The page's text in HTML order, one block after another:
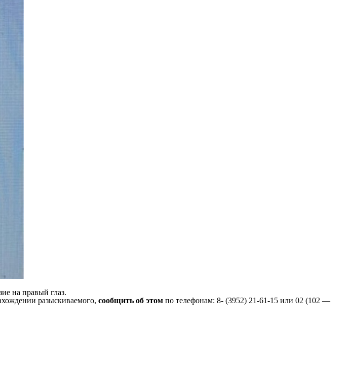
на правый глаз.
разыскиваемого, сообщить об этом по телефонам: 8- (3952) 21-61-15 или 02 (102 —